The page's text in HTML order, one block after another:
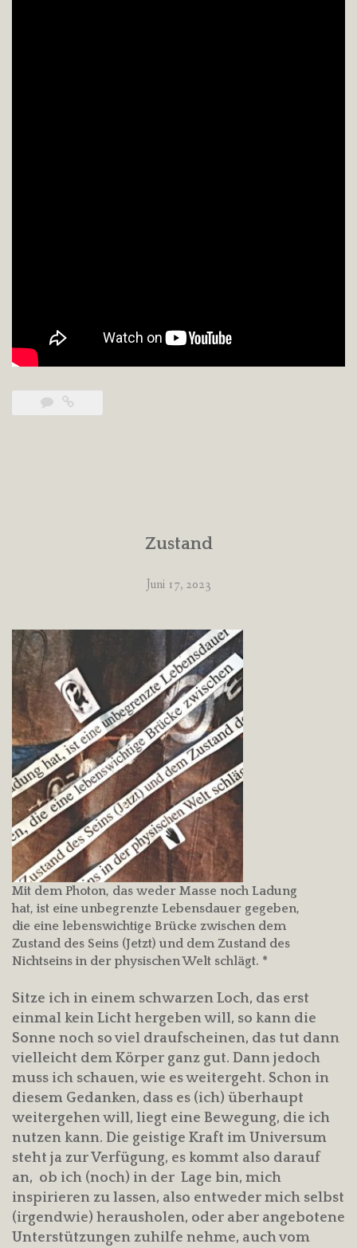
Zustand
Juni 17, 2023
Mit dem Photon, das weder Masse noch Ladung
hat, ist eine unbegrenzte Lebensdauer gegeben,
die eine lebenswichtige Brücke zwischen dem
Zustand des Seins (Jetzt) und dem Zustand des
Nichtseins in der physischen Welt schlägt. *
Sitze ich in einem schwarzen Loch, das erst
einmal kein Licht hergeben will, so kann die
Sonne noch so viel draufscheinen, das tut dann
vielleicht dem Körper ganz gut. Dann jedoch
muss ich schauen, wie es weitergeht. Schon in
diesem Gedanken, dass es (ich) überhaupt
weitergehen will, liegt eine Bewegung, die ich
nutzen kann. Die geistige Kraft im Universum
steht ja zur Verfügung, es kommt also darauf
an, ob ich (noch) in der Lage bin, mich
inspirieren zu lassen, also entweder mich selbst
(irgendwie) herausholen, oder aber angebotene
Unterstützungen zuhilfe nehme, auch vom